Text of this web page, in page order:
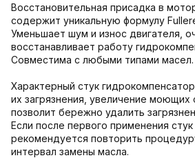
Восстановительная присадка в
содержит уникальную формулу
Уменьшает шум и износ двигателя,
восстанавливает работу
Совместима с любыми типами масел.
Характерный стук
их загрязнения, увеличение моющих
позволит бережно удалить
Если после первого применения
рекомендуется повторить
интервал замены масла.